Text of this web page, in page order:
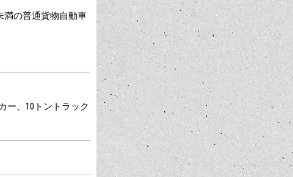
満の普通貨物自動車
ー、10トントラック